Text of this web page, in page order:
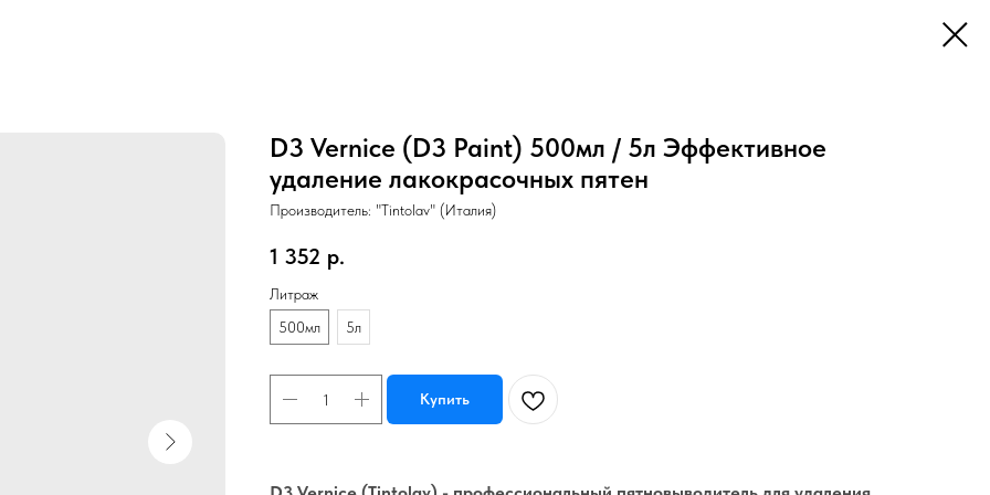
D3 Vernice (D3 Paint) 500мл / 5л Эффективное
удаление лакокрасочных пятен
Производитель: "Tintolav" (Италия)
1 352 р.
Литраж
500мл
5л
Купить